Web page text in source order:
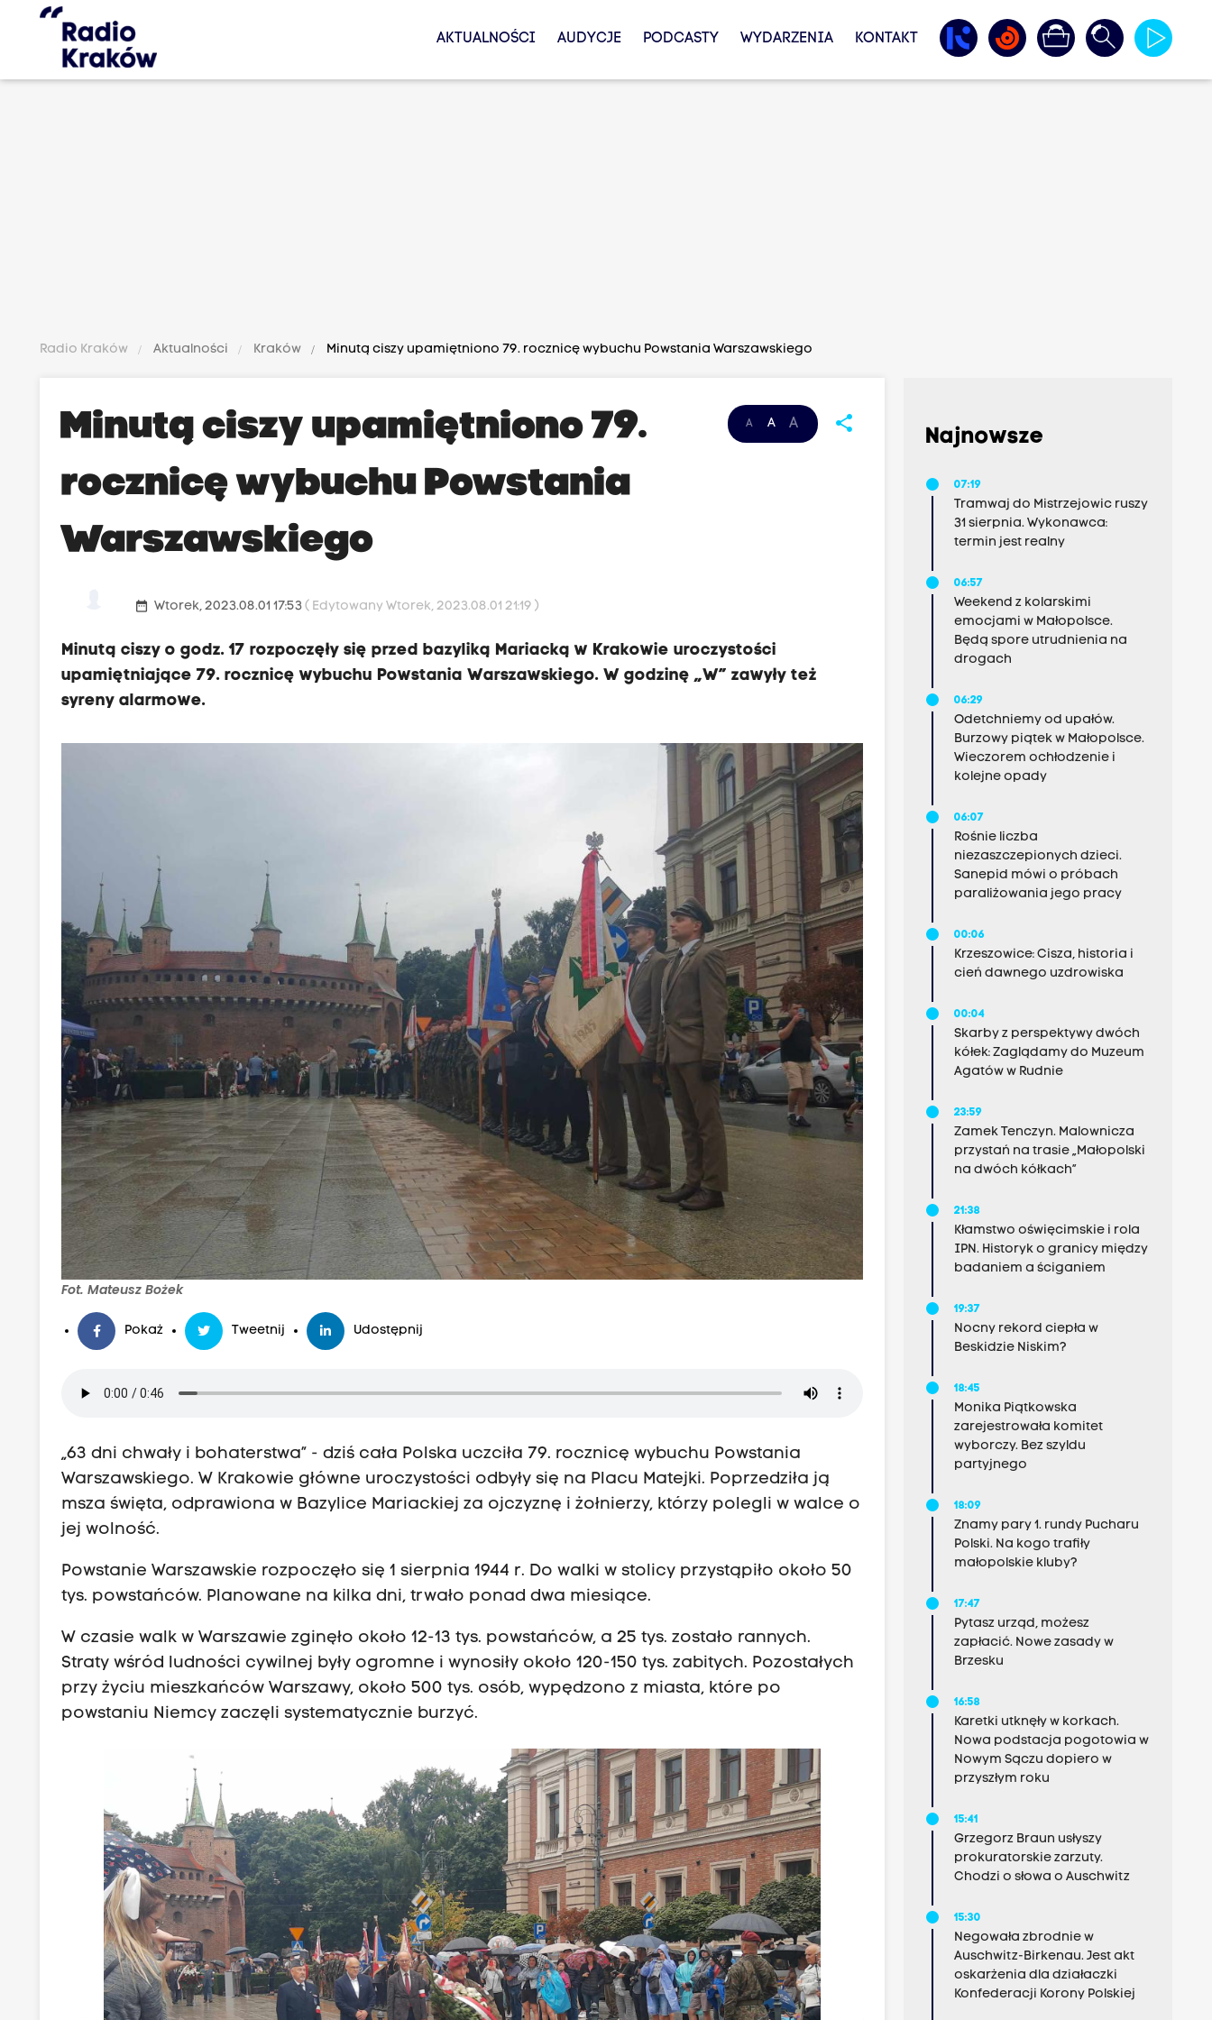
AKTUALNOŚCI AUDYCJE PODCASTY WYDARZENIA KONTAKT
Radio Kraków Aktualności Kraków Minutą ciszy upamiętniono 79. rocznicę wybuchu Powstania Warszawskiego
A A A share
Minutą ciszy upamiętniono 79.
rocznicę wybuchu Powstania
Warszawskiego
date_range Wtorek, 2023.08.01 17:53( Edytowany Wtorek, 2023.08.01 21:19 )
Minutą ciszy o godz. 17 rozpoczęły się przed bazyliką Mariacką w Krakowie uroczystości
upamiętniające 79. rocznicę wybuchu Powstania Warszawskiego. W godzinę „W” zawyły też
syreny alarmowe.
Fot. Mateusz Bożek
Pokaż Tweetnij Udostępnij
„63 dni chwały i bohaterstwa” - dziś cała Polska uczciła 79. rocznicę wybuchu Powstania
Warszawskiego. W Krakowie główne uroczystości odbyły się na Placu Matejki. Poprzedziła ją
msza święta, odprawiona w Bazylice Mariackiej za ojczyznę i żołnierzy, którzy polegli w walce o
jej wolność.
Powstanie Warszawskie rozpoczęło się 1 sierpnia 1944 r. Do walki w stolicy przystąpiło około 50
tys. powstańców. Planowane na kilka dni, trwało ponad dwa miesiące.
W czasie walk w Warszawie zginęło około 12-13 tys. powstańców, a 25 tys. zostało rannych.
Straty wśród ludności cywilnej były ogromne i wynosiły około 120-150 tys. zabitych. Pozostałych
przy życiu mieszkańców Warszawy, około 500 tys. osób, wypędzono z miasta, które po
powstaniu Niemcy zaczęli systematycznie burzyć.
Najnowsze
07:19
Tramwaj do Mistrzejowic ruszy
31 sierpnia. Wykonawca:
termin jest realny
06:57
Weekend z kolarskimi
emocjami w Małopolsce.
Będą spore utrudnienia na
drogach
06:29
Odetchniemy od upałów.
Burzowy piątek w Małopolsce.
Wieczorem ochłodzenie i
kolejne opady
06:07
Rośnie liczba
niezaszczepionych dzieci.
Sanepid mówi o próbach
paraliżowania jego pracy
00:06
Krzeszowice: Cisza, historia i
cień dawnego uzdrowiska
00:04
Skarby z perspektywy dwóch
kółek: Zaglądamy do Muzeum
Agatów w Rudnie
23:59
Zamek Tenczyn. Malownicza
przystań na trasie „Małopolski
na dwóch kółkach”
21:38
Kłamstwo oświęcimskie i rola
IPN. Historyk o granicy między
badaniem a ściganiem
19:37
Nocny rekord ciepła w
Beskidzie Niskim?
18:45
Monika Piątkowska
zarejestrowała komitet
wyborczy. Bez szyldu
partyjnego
18:09
Znamy pary 1. rundy Pucharu
Polski. Na kogo trafiły
małopolskie kluby?
17:47
Pytasz urząd, możesz
zapłacić. Nowe zasady w
Brzesku
16:58
Karetki utknęły w korkach.
Nowa podstacja pogotowia w
Nowym Sączu dopiero w
przyszłym roku
15:41
Grzegorz Braun usłyszy
prokuratorskie zarzuty.
Chodzi o słowa o Auschwitz
15:30
Negowała zbrodnie w
Auschwitz-Birkenau. Jest akt
oskarżenia dla działaczki
Konfederacji Korony Polskiej